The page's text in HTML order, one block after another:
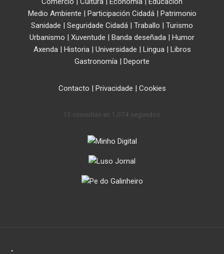
Medio Ambiente | Participación Cidadá| Patrimonio
Sanidade | Seguridade Cidadá | Traballo | Turismo
Urbanismo | Xuventude | Banda deseñada | Humor
Axenda| Historia| Universidade | Lingua| Libros
Gastronomía | Deporte
Contacto | Privacidade | Cookies
13 consultas en 1,074 segundos.
.